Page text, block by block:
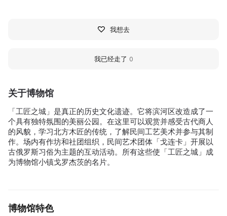
关于博物馆
「工匠之城」是真正的历史文化遗迹。它将滨河区改造成了一
个具有独特氛围的美丽公园。在这里可以观赏并感受古代商人
的风貌，学习北方木匠的传统，了解民间工艺美术并参与其制
作。场内有作坊和社团组织，民间艺术团体「戈连卡」开展以
古俄罗斯习俗为主题的互动活动。所有这些使「工匠之城」成
为博物馆小镇戈罗杰茨的名片。
博物馆特色
我想去
我已经走了 0